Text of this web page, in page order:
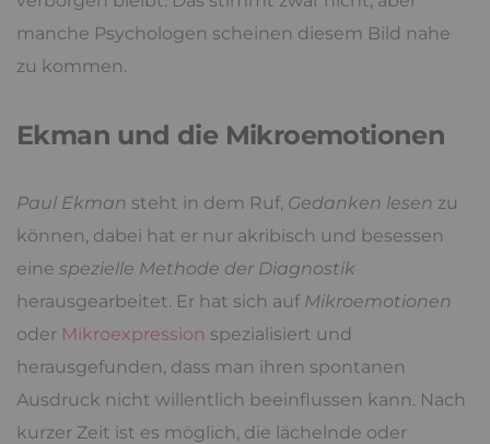
manche Psychologen scheinen diesem Bild nahe
zu kommen.
Ekman und die Mikroemotionen
Paul Ekman steht in dem Ruf, Gedanken lesen zu
können, dabei hat er nur akribisch und besessen
eine spezielle Methode der Diagnostik
herausgearbeitet. Er hat sich auf Mikroemotionen
oder Mikroexpression spezialisiert und
herausgefunden, dass man ihren spontanen
Ausdruck nicht willentlich beeinflussen kann. Nach
kurzer Zeit ist es möglich, die lächelnde oder